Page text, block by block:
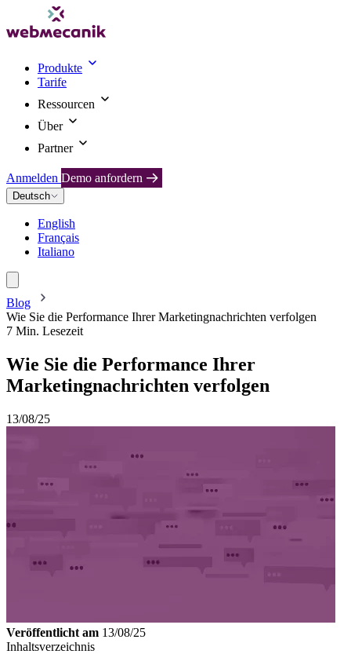
Produkte
Tarife
Ressourcen
Über
Partner
Anmelden Demo anfordern
Deutsch
English
Français
Italiano
Blog
Wie Sie die Performance Ihrer Marketingnachrichten verfolgen
7 Min. Lesezeit
Wie Sie die Performance Ihrer
Marketingnachrichten verfolgen
13/08/25
Veröffentlicht am 13/08/25
Inhaltsverzeichnis